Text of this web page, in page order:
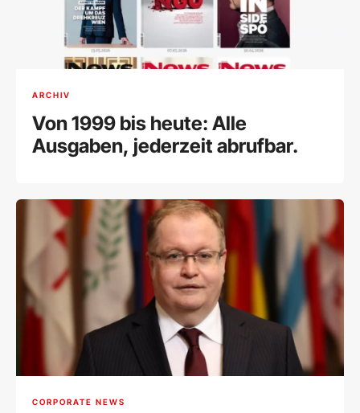
ARCHIV
Von 1999 bis heute: Alle
Ausgaben, jederzeit abrufbar.
CORPORATE NEWS